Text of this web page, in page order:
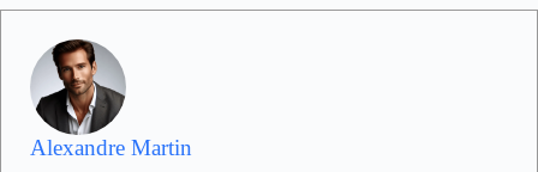
Alexandre Martin